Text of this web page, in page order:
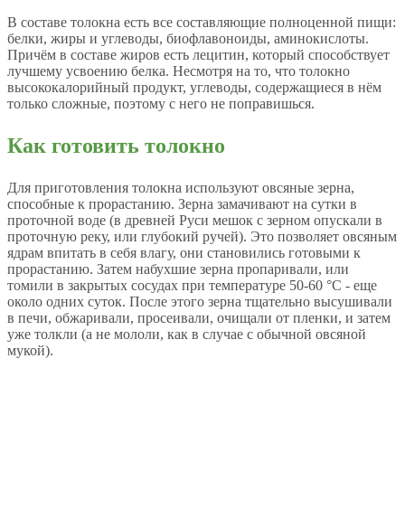
В составе толокна есть все составляющие полноценной пищи:
белки, жиры и углеводы, биофлавоноиды, аминокислоты.
Причём в составе жиров есть лецитин, который способствует
лучшему усвоению белка. Несмотря на то, что толокно
высококалорийный продукт, углеводы, содержащиеся в нём
только сложные, поэтому с него не поправишься.
Как готовить толокно
Для приготовления толокна используют овсяные зерна,
способные к прорастанию. Зерна замачивают на сутки в
проточной воде (в древней Руси мешок с зерном опускали в
проточную реку, или глубокий ручей). Это позволяет овсяным
ядрам впитать в себя влагу, они становились готовыми к
прорастанию. Затем набухшие зерна пропаривали, или
томили в закрытых сосудах при температуре 50-60 °С - еще
около одних суток. После этого зерна тщательно высушивали
в печи, обжаривали, просеивали, очищали от пленки, и затем
уже толкли (а не мололи, как в случае с обычной овсяной
мукой).